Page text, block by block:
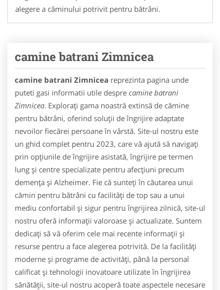
alegere a căminului potrivit pentru bătrâni.
camine batrani Zimnicea
camine batrani Zimnicea reprezinta pagina unde
puteti gasi informatii utile despre camine batrani
Zimnicea. Explorați gama noastră extinsă de cămine
pentru bătrâni, oferind soluții de îngrijire adaptate
nevoilor fiecărei persoane în vârstă. Site-ul nostru este
un ghid complet pentru 2023, care vă ajută să navigați
prin opțiunile de îngrijire asistată, îngrijire pe termen
lung și centre specializate pentru afecțiuni precum
demența și Alzheimer. Fie că sunteți în căutarea unui
cămin pentru bătrâni cu facilități de top sau a unui
mediu confortabil și sigur pentru îngrijirea zilnică, site-ul
nostru oferă informații valoroase și actualizate. Suntem
dedicați să vă oferim cele mai recente informații și
resurse pentru a face alegerea potrivită. De la facilități
moderne și programe de activități, până la personal
calificat și tehnologii inovatoare utilizate în îngrijirea
sănătății, site-ul nostru acoperă toate aspectele necesare